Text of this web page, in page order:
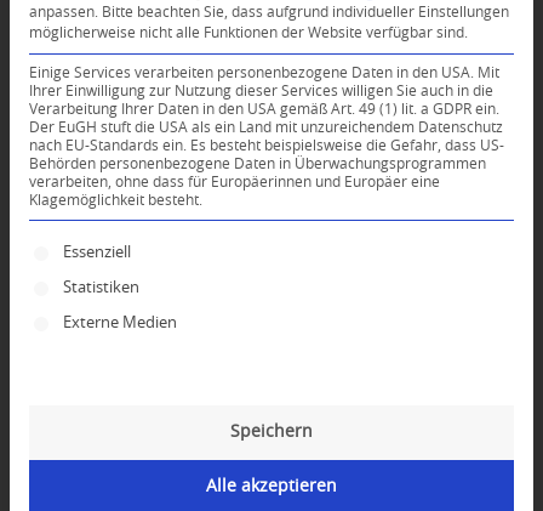
Dein Kommentar
An Diskussion beteiligen?
Hinterlassen Sie uns Ihren Kommentar!
Name*
E-Mail-Adresse*
anpassen.
Bitte beachten Sie, dass aufgrund individueller Einstellungen
möglicherweise nicht alle Funktionen der Website verfügbar sind.
Einige Services verarbeiten personenbezogene Daten in den USA. Mit
Ihrer Einwilligung zur Nutzung dieser Services willigen Sie auch in die
Verarbeitung Ihrer Daten in den USA gemäß Art. 49 (1) lit. a GDPR ein.
Der EuGH stuft die USA als ein Land mit unzureichendem Datenschutz
nach EU-Standards ein. Es besteht beispielsweise die Gefahr, dass US-
Behörden personenbezogene Daten in Überwachungsprogrammen
verarbeiten, ohne dass für Europäerinnen und Europäer eine
Klagemöglichkeit besteht.
Es folgt eine Liste der Service-Gruppen, für die
Essenziell
Statistiken
Externe Medien
Speichern
Alle akzeptieren